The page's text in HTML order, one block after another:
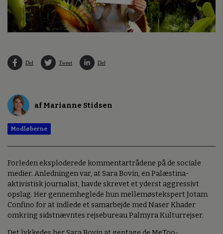
Del Tweet Del
af Marianne Stidsen
Modløberne
Forleden eksploderede kommentartrådene på de sociale
medier. Anledningen var, at Sara Bovin, en Palæstina-
aktivistisk journalist, havde skrevet et yderst aggressivt
opslag. Her gennemheglede hun mellemøstekspert Jotam
Confino for at indlede et samarbejde med Naser Khader
omkring sidstnævntes rejsebureau Palmyra Kulturrejser.